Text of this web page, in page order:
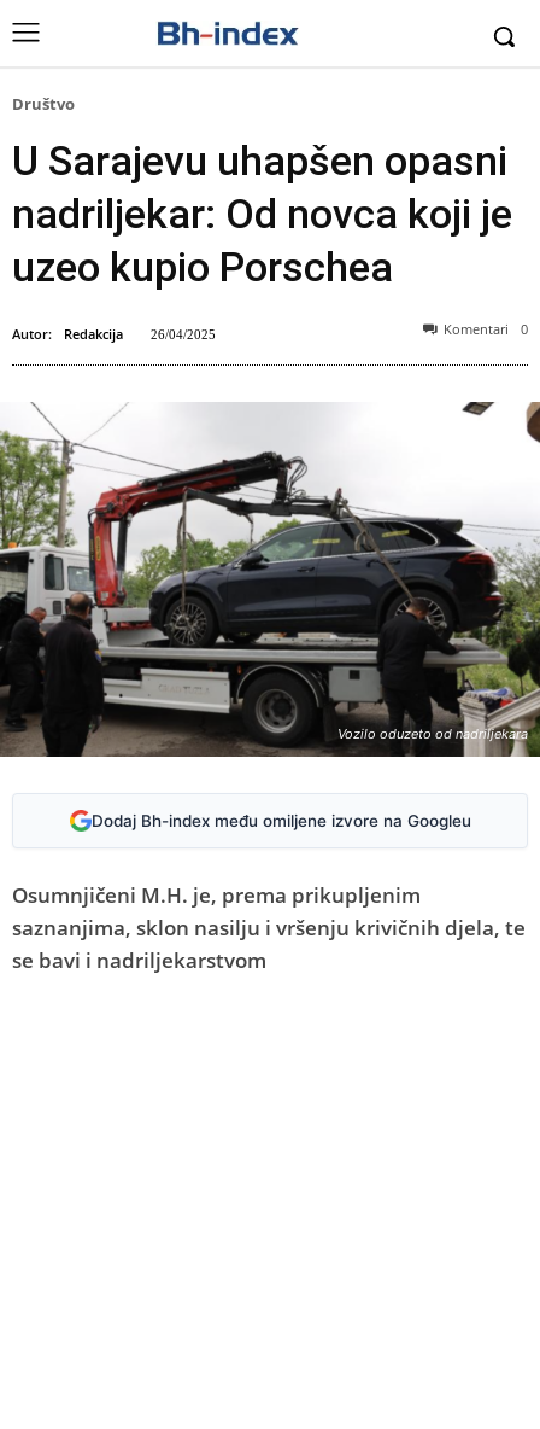
Društvo
U Sarajevu uhapšen opasni
nadriljekar: Od novca koji je
uzeo kupio Porschea
Autor: Redakcija 26/04/2025 Komentari 0
Vozilo oduzeto od nadriljekara
Dodaj Bh-index među omiljene izvore na Googleu
Osumnjičeni M.H. je, prema prikupljenim
saznanjima, sklon nasilju i vršenju krivičnih djela, te
se bavi i nadriljekarstvom